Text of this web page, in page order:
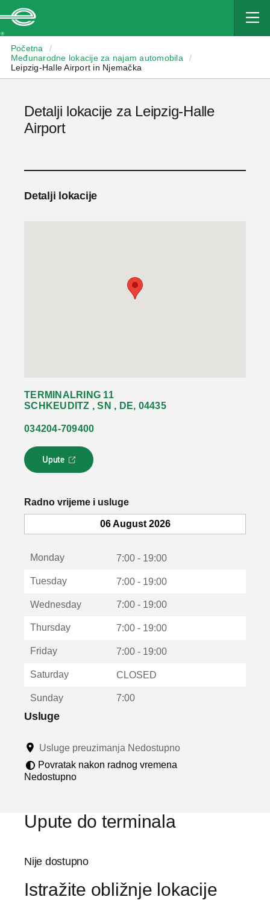
Početna
/
Međunarodne lokacije za najam automobila
/
Leipzig-Halle Airport in Njemačka
Detalji lokacije za Leipzig-Halle
Airport
Detalji lokacije
TERMINALRING 11
SCHKEUDITZ , SN , DE, 04435
034204-709400
Upute
L
i
k
o
u
u
Radno vrijeme i usluge
06 August 2026
Monday 7:00 - 19:00
Tuesday 7:00 - 19:00
Wednesday 7:00 - 19:00
Thursday 7:00 - 19:00
Friday 7:00 - 19:00
Saturday CLOSED
Sunday 7:00
Usluge
Usluge preuzimanja Nedostupno
Povratak nakon radnog vremena
Nedostupno
Upute do terminala
Nije dostupno
Istražite obližnje lokacije